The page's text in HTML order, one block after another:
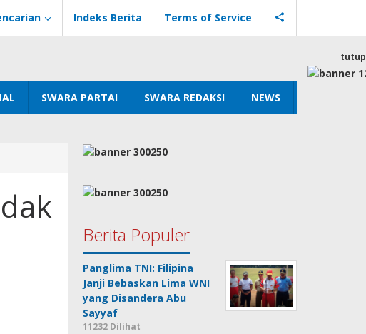
Indeks Berita Terms of Service
SWARA PARTAI SWARA REDAKSI NEWS
tutup
Berita Populer
Panglima TNI: Filipina
Janji Bebaskan Lima WNI
yang Disandera Abu
Sayyaf
11232 Dilihat